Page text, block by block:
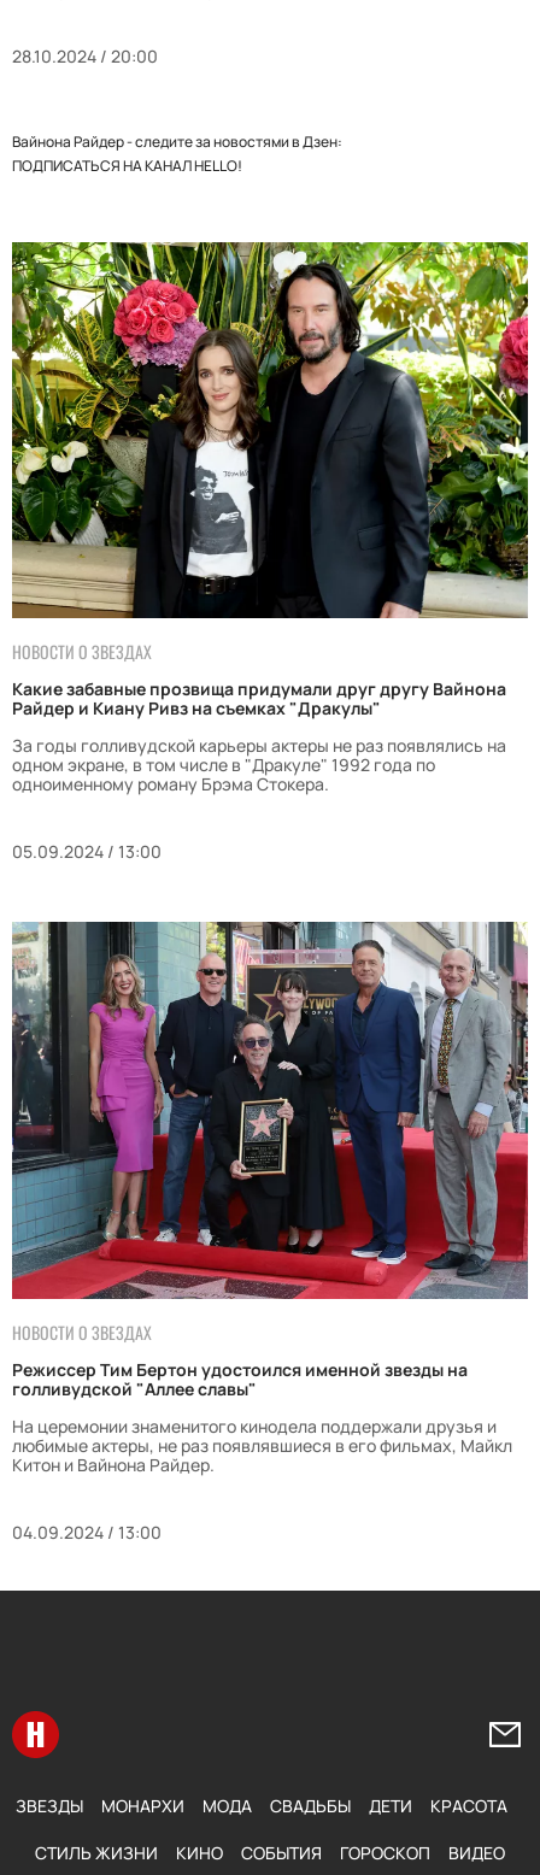
28.10.2024 / 20:00
Вайнона Райдер - следите за новостями в Дзен:
ПОДПИСАТЬСЯ НА КАНАЛ HELLO!
НОВОСТИ О ЗВЕЗДАХ
Какие забавные прозвища придумали друг другу Вайнона
Райдер и Киану Ривз на съемках "Дракулы"
За годы голливудской карьеры актеры не раз появлялись на
одном экране, в том числе в "Дракуле" 1992 года по
одноименному роману Брэма Стокера.
05.09.2024 / 13:00
НОВОСТИ О ЗВЕЗДАХ
Режиссер Тим Бертон удостоился именной звезды на
голливудской "Аллее славы"
На церемонии знаменитого кинодела поддержали друзья и
любимые актеры, не раз появлявшиеся в его фильмах, Майкл
Китон и Вайнона Райдер.
04.09.2024 / 13:00
Перейти на главную
ЗВЕЗДЫ МОНАРХИ МОДА СВАДЬБЫ ДЕТИ КРАСОТА
СТИЛЬ ЖИЗНИ КИНО СОБЫТИЯ ГОРОСКОП ВИДЕО